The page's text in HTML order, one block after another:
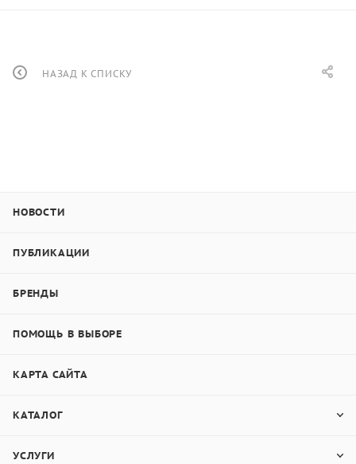
НАЗАД К СПИСКУ
НОВОСТИ
ПУБЛИКАЦИИ
БРЕНДЫ
ПОМОЩЬ В ВЫБОРЕ
КАРТА САЙТА
КАТАЛОГ
УСЛУГИ